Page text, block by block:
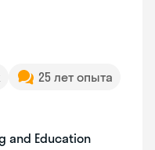
25 лет опыта
and Education